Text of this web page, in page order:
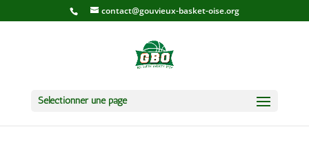
contact@gouvieux-basket-oise.org
Sélectionner une page